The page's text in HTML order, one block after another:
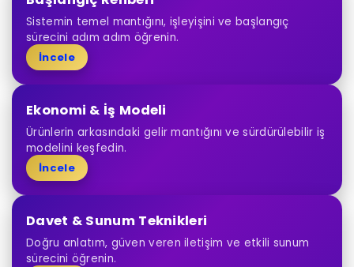
Sistemin temel mantığını, işleyişini ve başlangıç
sürecini adım adım öğrenin.
İncele
Ekonomi & İş Modeli
Ürünlerin arkasındaki gelir mantığını ve sürdürülebilir iş
modelini keşfedin.
İncele
Davet & Sunum Teknikleri
Doğru anlatım, güven veren iletişim ve etkili sunum
sürecini öğrenin.